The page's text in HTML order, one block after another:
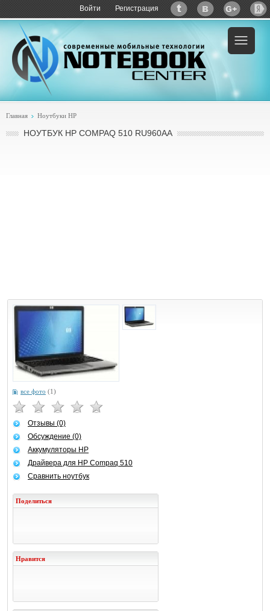
Войти Регистрация
Пример:купить HP Compaq 510 RU960AA
Главная Ноутбуки HP
НОУТБУК HP COMPAQ 510 RU960AA
все фото (1)
Отзывы (0)
Обсуждение (0)
Аккумуляторы HP
Драйвера для HP Compaq 510
Сравнить ноутбук
Поделиться
Нравится